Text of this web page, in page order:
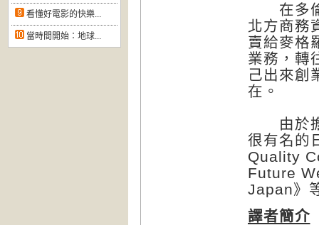
看懂好電影的快樂...
當時間開始：地球...
在多倫
北方商務
賣給麥格
業務，轉
己出來創
在。
由於擔
很有名的
Quality
Future
Japan》
譯者簡介